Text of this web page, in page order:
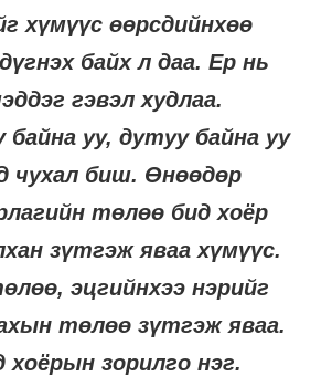
хүмүүс өөрсдийнхөө
байх л даа. Ер нь
гэвэл худлаа.
байна уу, дутуу байна уу
чухал биш. Өнөөдөр
төлөө бид хоёр
зүтгэж яваа хүмүүс.
эцгийнхээ нэрийг
төлөө зүтгэж яваа.
хоёрын зорилго нэг.